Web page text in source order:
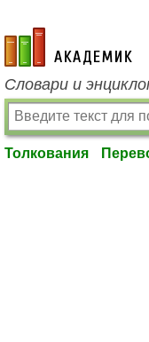
academic.ru
Словари и
Толкования